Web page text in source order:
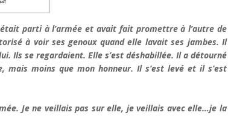
parti à l’armée et avait fait promettre à l’autre de
à voir ses genoux quand elle lavait ses jambes. Il
Ils se regardaient. Elle s’est déshabillée. Il a détourné
moins que mon honneur. Il s’est levé et il s’est
Je ne veillais pas sur elle, je veillais avec elle…je la